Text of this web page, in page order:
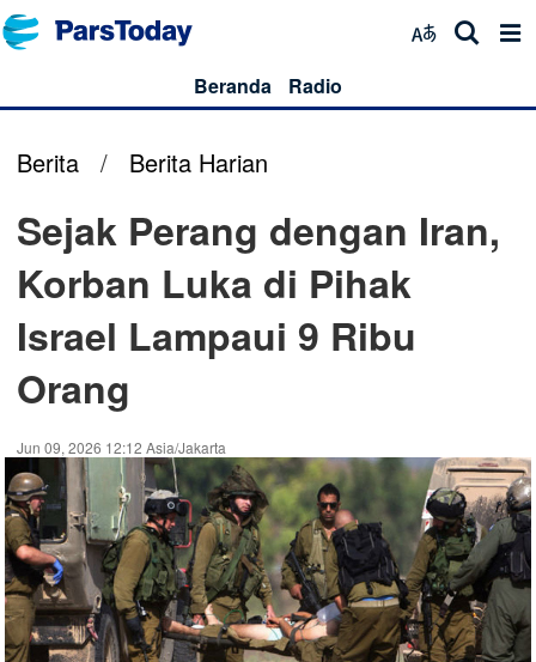
Beranda Radio
Berita / Berita Harian
Sejak Perang dengan Iran,
Korban Luka di Pihak
Israel Lampaui 9 Ribu
Orang
Jun 09, 2026 12:12 Asia/Jakarta